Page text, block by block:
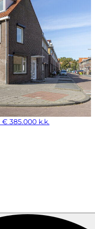
€ 385.000 k.k.